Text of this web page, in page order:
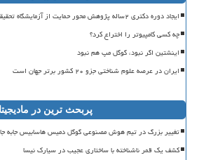
ایجاد دوره دکتری ۲ساله پژوهش محور حمایت از آزمایشگاه تحقیقاتی اساتید
چه کسی کامپیوتر را اختراع کرد؟
اینشتین اگر نبود، گوگل مپ هم نبود
ایران در عرصه علوم شناختی جزو ۲۰ کشور برتر جهان است
پربحث ترین در
تغییر بزرگ در تیم هوش مصنوعی گوگل دمیس هاسابیس جابه
کشف یک قمر ناشناخته با ساختاری عجیب در سیارک نیسا